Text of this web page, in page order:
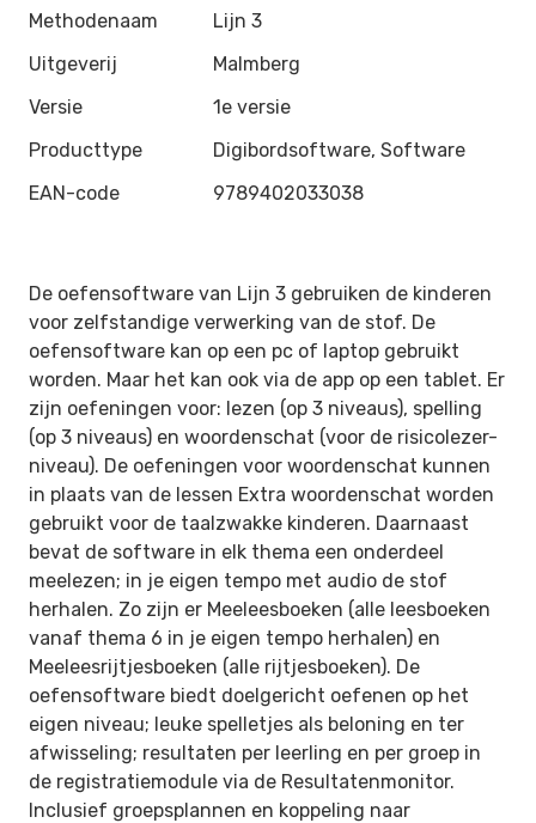
Methodenaam
Lijn 3
Uitgeverij
Malmberg
Versie
1e versie
Producttype
Digibordsoftware, Software
EAN-code
9789402033038
De oefensoftware van Lijn 3 gebruiken de kinderen
voor zelfstandige verwerking van de stof. De
oefensoftware kan op een pc of laptop gebruikt
worden. Maar het kan ook via de app op een tablet. Er
zijn oefeningen voor: lezen (op 3 niveaus), spelling
(op 3 niveaus) en woordenschat (voor de risicolezer-
niveau). De oefeningen voor woordenschat kunnen
in plaats van de lessen Extra woordenschat worden
gebruikt voor de taalzwakke kinderen. Daarnaast
bevat de software in elk thema een onderdeel
meelezen; in je eigen tempo met audio de stof
herhalen. Zo zijn er Meeleesboeken (alle leesboeken
vanaf thema 6 in je eigen tempo herhalen) en
Meeleesrijtjesboeken (alle rijtjesboeken). De
oefensoftware biedt doelgericht oefenen op het
eigen niveau; leuke spelletjes als beloning en ter
afwisseling; resultaten per leerling en per groep in
de registratiemodule via de Resultatenmonitor.
Inclusief groepsplannen en koppeling naar